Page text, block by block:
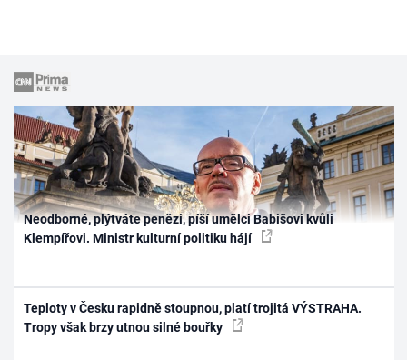
Neodborné, plýtváte penězi, píší umělci Babišovi kvůli
Klempířovi. Ministr kulturní politiku hájí
Teploty v Česku rapidně stoupnou, platí trojitá VÝSTRAHA.
Tropy však brzy utnou silné bouřky